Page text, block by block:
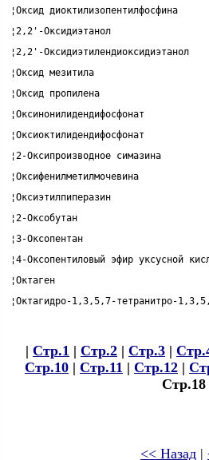
¦Оксид
¦2,2'-Оксидиэтанол
¦2,2'-
¦Оксид мезитила
¦Оксид пропилена
¦Оксинонилидендифосфонат
¦Оксиоктилидендифосфонат
¦2-Оксипроизводное
¦Оксифенилметилмочевина
¦Оксиэтилпиперазин
¦2-Оксобутан
¦3-Оксопентан
¦4-Оксопентиловый эфир
¦Октаген
¦Октагидро-1,3,5,7-
| Стр.1 | Стр.2 | Стр.3 |
Стр.10 | Стр.11 | Стр.12 |
<< Назад |